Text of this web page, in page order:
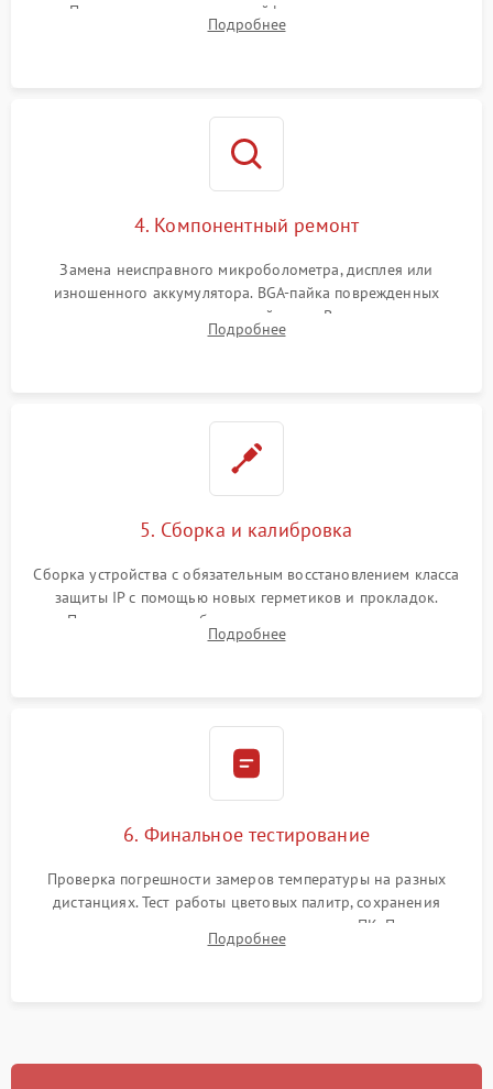
Проверка целостности шлейфов, модуля памяти и
интерфейсов связи. Выявление сгоревших SMD-компонентов
Подробнее
4. Компонентный ремонт
Замена неисправного микроболометра, дисплея или
изношенного аккумулятора. BGA-пайка поврежденных
контроллеров на материнской плате. Восстановление
разъемов и кнопок, замена поврежденных элементов
Подробнее
5. Сборка и калибровка
Сборка устройства с обязательным восстановлением класса
защиты IP с помощью новых герметиков и прокладок.
Программная калибровка матрицы по эталонному
абсолютно черному телу для точного измерения температур.
Подробнее
6. Финальное тестирование
Проверка погрешности замеров температуры на разных
дистанциях. Тест работы цветовых палитр, сохранения
термограмм в память и передачи данных на ПК. Проверка
автономности работы и итоговый контроль качества.
Подробнее